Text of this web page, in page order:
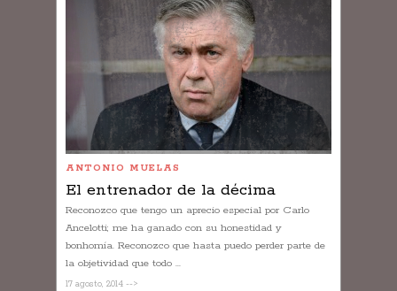
ANTONIO MUELAS
El entrenador de la décima
Reconozco que tengo un aprecio especial por Carlo
Ancelotti; me ha ganado con su honestidad y
bonhomía. Reconozco que hasta puedo perder parte de
la objetividad que todo ...
17 agosto, 2014 -->